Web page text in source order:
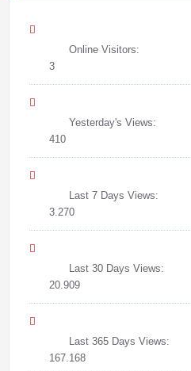
Online Visitors:
3
Yesterday's Views:
410
Last 7 Days Views:
3.270
Last 30 Days Views:
20.909
Last 365 Days Views:
167.168